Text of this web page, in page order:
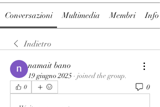
Conversazioni Multimedia Membri Info
Indietro
namait bano
19 giugno 2025 · joined the group.
0 0